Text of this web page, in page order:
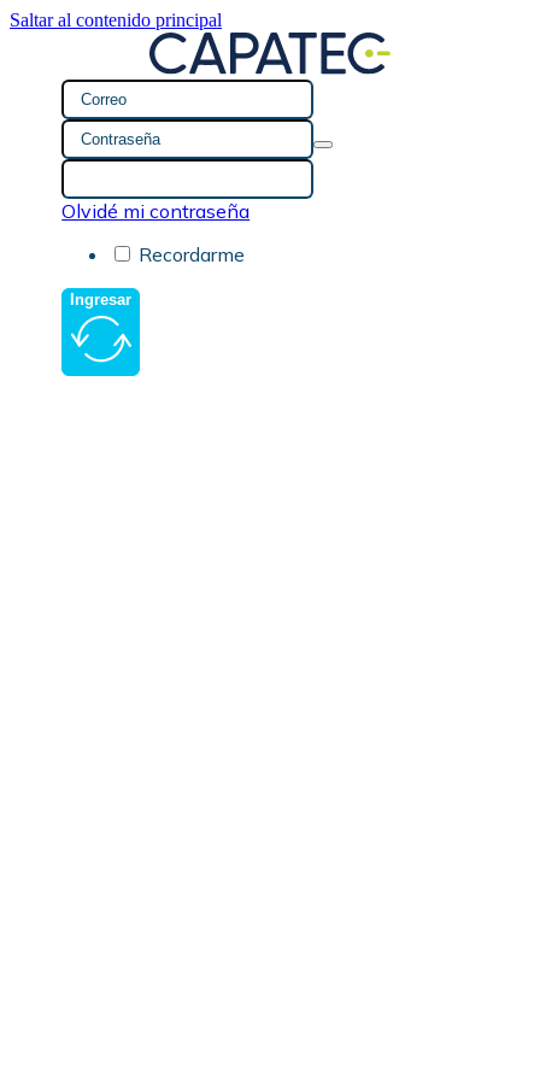
Saltar al contenido principal
Olvidé mi contraseña
Recordarme
Ingresar